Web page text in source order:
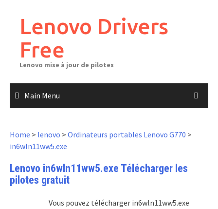
contentLenovo Drivers
Free
Lenovo mise à jour de pilotes
Main Menu
Home > lenovo > Ordinateurs portables Lenovo G770 >
in6wln11ww5.exe
Lenovo in6wln11ww5.exe Télécharger les
pilotes gratuit
Vous pouvez télécharger in6wln11ww5.exe